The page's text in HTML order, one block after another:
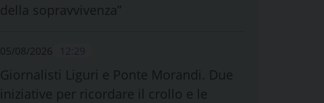
della sopravvivenza”
05/08/2026
Giornalisti Liguri e Ponte Morandi. Due
iniziative per ricordare il crollo e le